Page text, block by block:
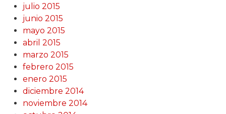
julio 2015
junio 2015
mayo 2015
abril 2015
marzo 2015
febrero 2015
enero 2015
diciembre 2014
noviembre 2014